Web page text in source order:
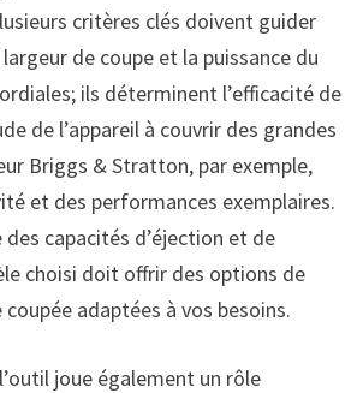
critères clés doivent guider
de coupe et la puissance du
ils déterminent l’efficacité de
de l’appareil à couvrir des grandes
Briggs & Stratton, par exemple,
et des performances exemplaires.
capacités d’éjection et de
choisi doit offrir des options de
adaptées à vos besoins.
joue également un rôle